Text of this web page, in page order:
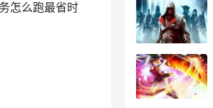
怎么跑最省时